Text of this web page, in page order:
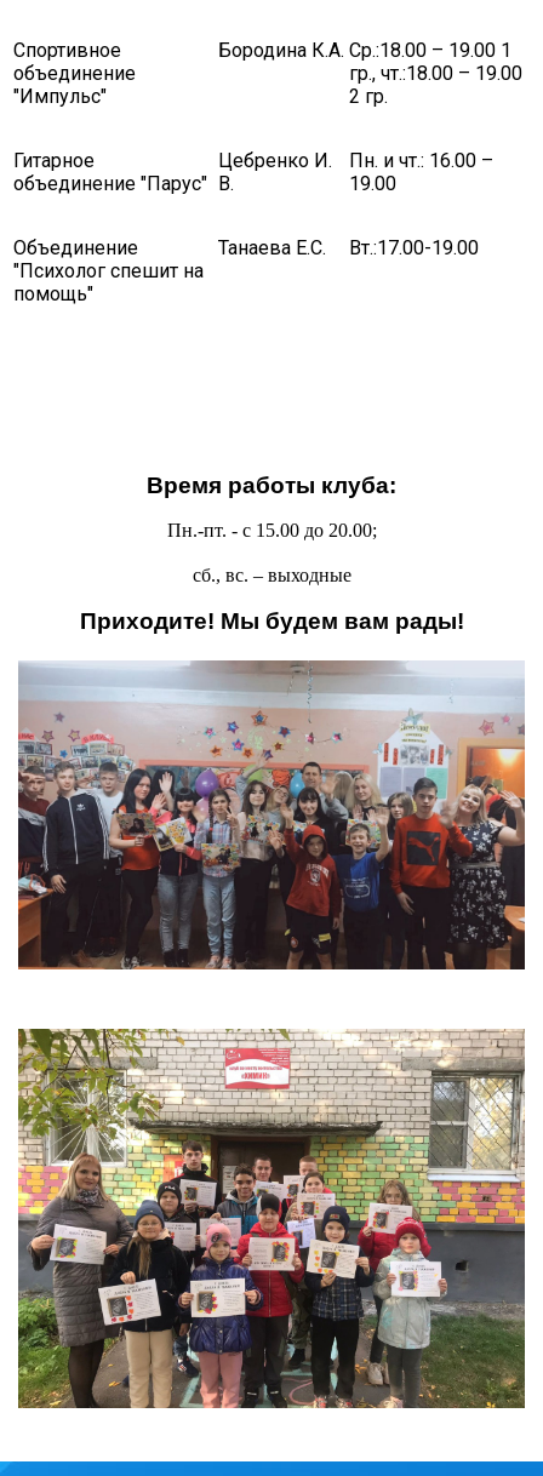
Профилактика асоциального поведения
Безопасность в интернете
ЭЛЕКТРИЧЕСКИЙ ТОК - ДЕТЯМ НЕ ДРУГ!
ОСТОРОЖНО, КЛЕЩИ!
Информация о кадровом обеспечении, вакансии
Юридические реквизиты Центра
Белая ладья
Комета
Лира
Мечта
Оберег
Орбита
Орлёнок
Пионер
Ровесник
Фортуна
Психолог спешит на помощь
Фото
06.05.2022 Наш дворик: до и после Победы
(пр.Ленина)
05.05.2022 Наш дворик: до и после Победы
(пр.Чкалова)
26.04.2022 Экскурсия в лабораторию по
мониторингу загрязнения окружающей среды
Дзержинск
18.04.2022 Экскурсия в пожарную часть г.
Дзержинска
17.04.2022 Военно-патриотический слёт "Эстафета
памяти"
Спортивное
объединение
"Импульс"
Бородина К.А. Ср.:18.00 – 19.00 1
гр., чт.:18.00 – 19.00
2 гр.
Гитарное
объединение "Парус"
Цебренко И.
В.
Пн. и чт.: 16.00 –
19.00
Объединение
"Психолог спешит на
помощь"
Танаева Е.С. Вт.:17.00-19.00
Время работы клуба:
Пн.-пт. - с 15.00 до 20.00;
сб., вс. – выходные
Приходите! Мы будем вам рады!